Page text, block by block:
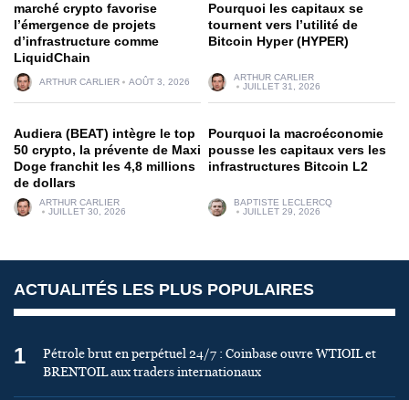
marché crypto favorise
l’émergence de projets
d’infrastructure comme
LiquidChain
ARTHUR CARLIER AOÛT 3, 2026
Pourquoi les capitaux se
tournent vers l’utilité de
Bitcoin Hyper (HYPER)
ARTHUR CARLIER
JUILLET 31, 2026
Audiera (BEAT) intègre le top
50 crypto, la prévente de Maxi
Doge franchit les 4,8 millions
de dollars
ARTHUR CARLIER
JUILLET 30, 2026
Pourquoi la macroéconomie
pousse les capitaux vers les
infrastructures Bitcoin L2
BAPTISTE LECLERCQ
JUILLET 29, 2026
ACTUALITÉS LES PLUS POPULAIRES
1
Pétrole brut en perpétuel 24/7 : Coinbase ouvre WTIOIL et
BRENTOIL aux traders internationaux